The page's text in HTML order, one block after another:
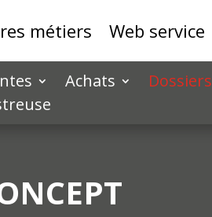
métiers Web service
Achats Dossiers